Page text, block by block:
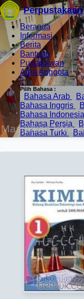
Beranda
Informasi
Berita
Bantuan
Pustakawan
Area Anggota
Pilih Bahasa :
Bahasa Arab
Bahasa Inggris
Bahasa Indonesia
Bahasa Persia
Bahasa Turki